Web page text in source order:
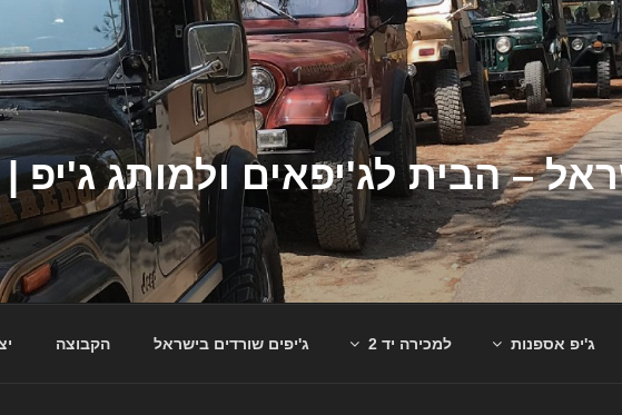
ג'יפ אספנות למכירה יד 2 ג'יפים שורדים בישראל הקבוצה